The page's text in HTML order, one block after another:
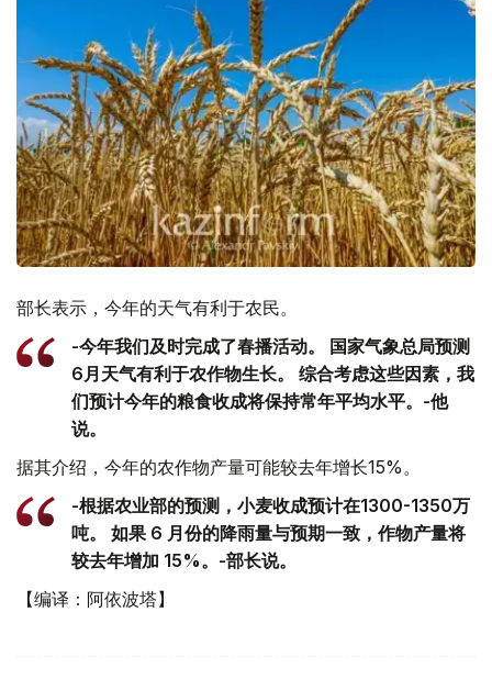
部长表示，今年的天气有利于农民。
-今年我们及时完成了春播活动。 国家气象总局预测
6月天气有利于农作物生长。 综合考虑这些因素，我
们预计今年的粮食收成将保持常年平均水平。-他
说。
据其介绍，今年的农作物产量可能较去年增长15%。
-根据农业部的预测，小麦收成预计在1300-1350万
吨。 如果 6 月份的降雨量与预期一致，作物产量将
较去年增加 15%。-部长说。
【编译：阿依波塔】